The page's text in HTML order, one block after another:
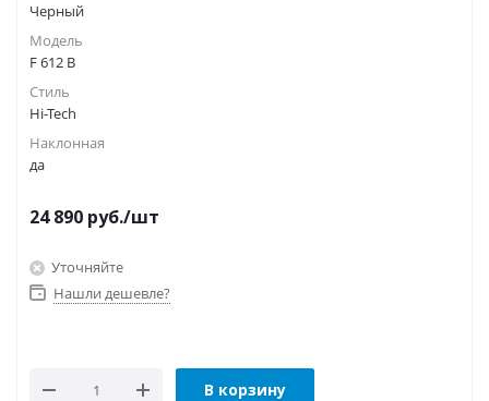
Черный
Модель
F 612 B
Стиль
Hi-Tech
Наклонная
да
24 890 руб./шт
Уточняйте
Нашли дешевле?
В корзину